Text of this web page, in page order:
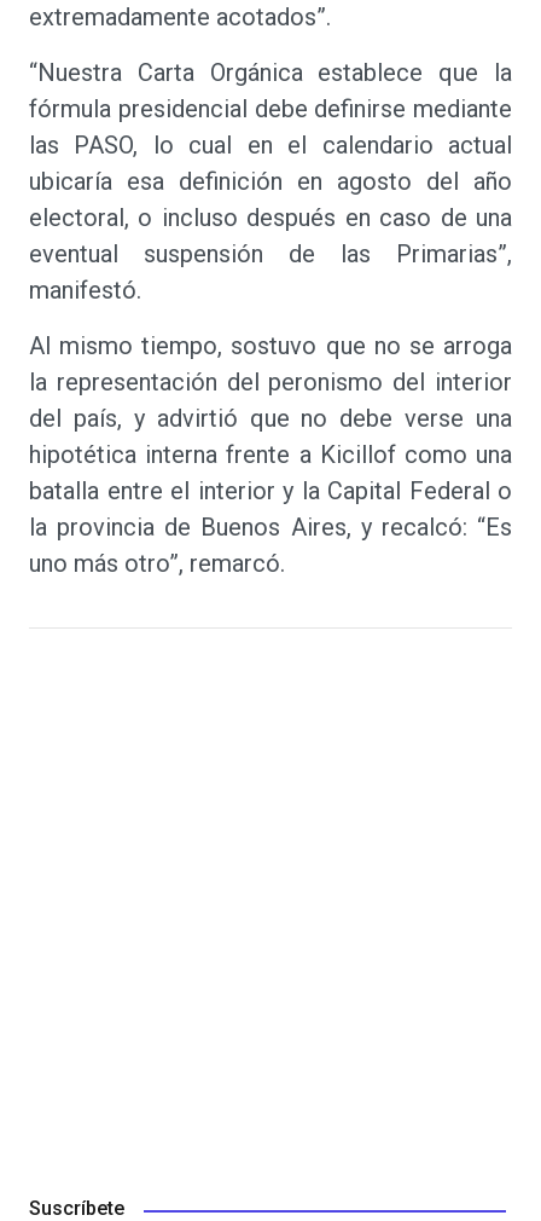
extremadamente acotados”.
“Nuestra Carta Orgánica establece que la
fórmula presidencial debe definirse mediante
las PASO, lo cual en el calendario actual
ubicaría esa definición en agosto del año
electoral, o incluso después en caso de una
eventual suspensión de las Primarias”,
manifestó.
Al mismo tiempo, sostuvo que no se arroga
la representación del peronismo del interior
del país, y advirtió que no debe verse una
hipotética interna frente a Kicillof como una
batalla entre el interior y la Capital Federal o
la provincia de Buenos Aires, y recalcó: “Es
uno más otro”, remarcó.
Suscríbete